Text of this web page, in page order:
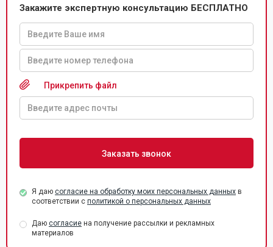
Закажите экспертную консультацию БЕСПЛАТНО
Прикрепить файл
Я даю согласие на обработку моих персональных данных в
соответствии с политикой о персональных данных
Даю согласие на получение рассылки и рекламных
материалов